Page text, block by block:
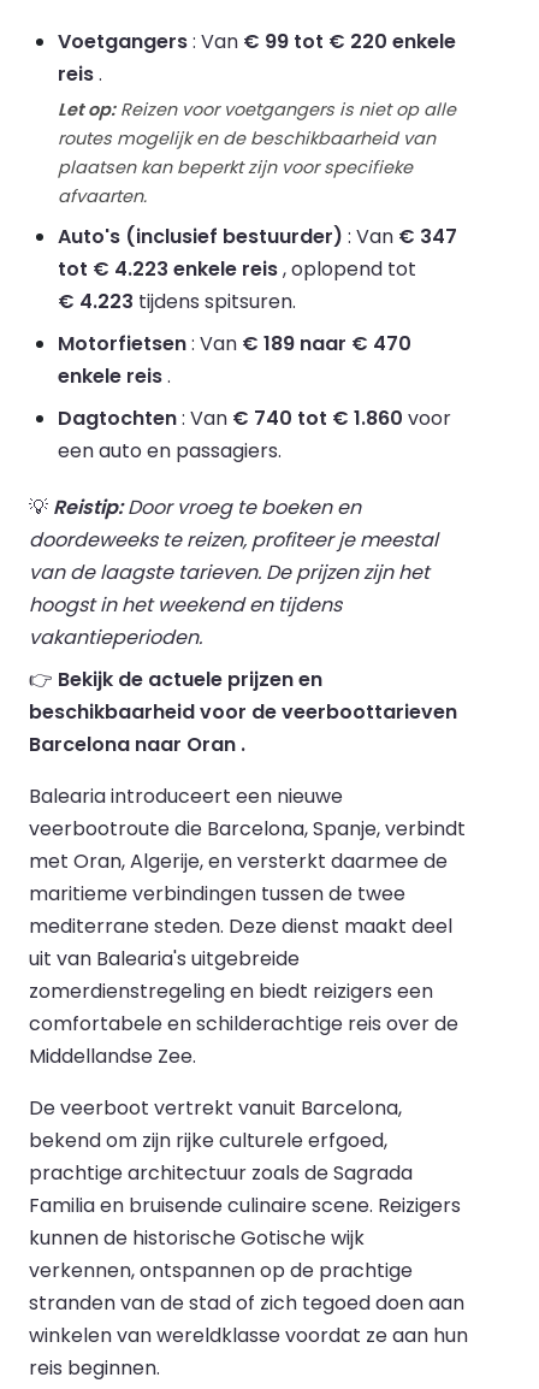
Voetgangers: Van € 99 tot € 220 enkele
reis.
Let op:Reizen voor voetgangers is niet op alle
routes mogelijk en de beschikbaarheid van
plaatsen kan beperkt zijn voor specifieke
afvaarten.
Auto's (inclusief bestuurder) : Van € 347
tot € 4.223 enkele reis, oplopend tot
€ 4.223 tijdens spitsuren.
Motorfietsen: Van € 189 naar € 470
enkele reis.
Dagtochten: Van € 740 tot € 1.860 voor
een auto en passagiers.
💡 Reistip:Door vroeg te boeken en
doordeweeks te reizen, profiteer je meestal
van de laagste tarieven. De prijzen zijn het
hoogst in het weekend en tijdens
vakantieperioden.
👉 Bekijk de actuele prijzen en
beschikbaarheid voor de veerboottarieven
Barcelona naar Oran .
Balearia introduceert een nieuwe
veerbootroute die Barcelona, Spanje, verbindt
met Oran, Algerije, en versterkt daarmee de
maritieme verbindingen tussen de twee
mediterrane steden. Deze dienst maakt deel
uit van Balearia's uitgebreide
zomerdienstregeling en biedt reizigers een
comfortabele en schilderachtige reis over de
Middellandse Zee.
De veerboot vertrekt vanuit Barcelona,
bekend om zijn rijke culturele erfgoed,
prachtige architectuur zoals de Sagrada
Familia en bruisende culinaire scene. Reizigers
kunnen de historische Gotische wijk
verkennen, ontspannen op de prachtige
stranden van de stad of zich tegoed doen aan
winkelen van wereldklasse voordat ze aan hun
reis beginnen.